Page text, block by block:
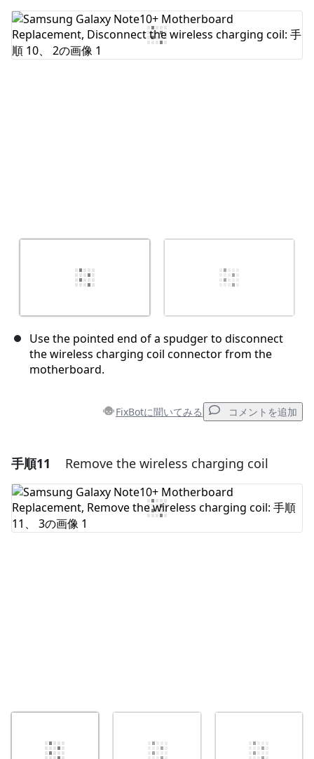
コメントを追加
Use the pointed end of a spudger to disconnect
the wireless charging coil connector from the
motherboard.
FixBotに聞いてみる コメントを追加
コメントを追加
コメントを追加
手順11 Remove the wireless charging coil